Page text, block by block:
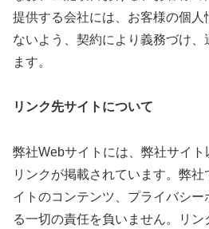
提供する会社には、お客様の個人
ないよう、契約により義務づけ
ます。
リンク先サイトについて
弊社Webサイトには、弊社サイ
リンクが掲載されています。弊
イトのコンテンツ、プライバシ
る一切の責任を負いません。リン